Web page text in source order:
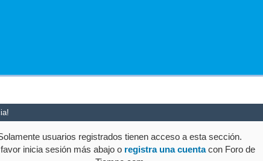
usuarios registrados tienen acceso a esta sección.
inicia sesión más abajo o registra una cuentacon Foro de